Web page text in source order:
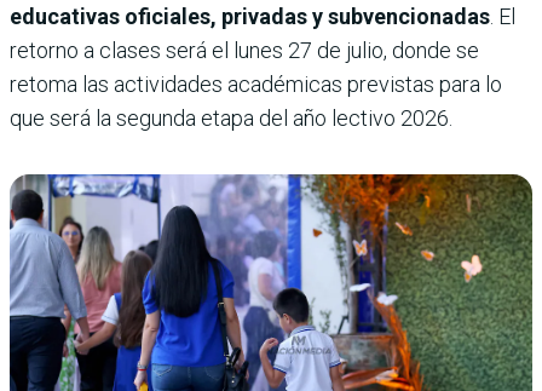
educativas oficiales, privadas y subvencionadas . El
retorno a clases será el lunes 27 de julio, donde se
retoma las actividades académicas previstas para lo
que será la segunda etapa del año lectivo 2026.